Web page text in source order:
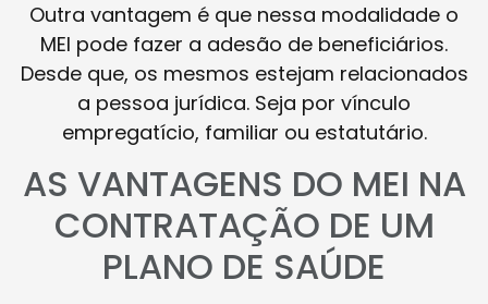
Outra vantagem é que nessa modalidade o
MEI pode fazer a adesão de beneficiários.
Desde que, os mesmos estejam relacionados
a pessoa jurídica. Seja por vínculo
empregatício, familiar ou estatutário.
AS VANTAGENS DO MEI NA
CONTRATAÇÃO DE UM
PLANO DE SAÚDE